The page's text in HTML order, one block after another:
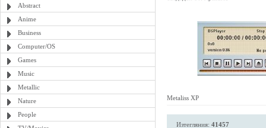
Abstract
Anime
Business
Computer/OS
Games
Music
Metallic
Nature
People
Metaliss XP
Изтегляния: 41457